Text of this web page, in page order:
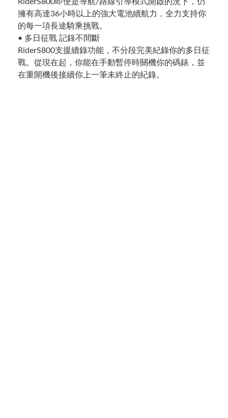
擁有高達36小時以上的強大電池續航力，全力支持你
的每一項長途騎乘挑戰。
• 多日征戰 記錄不間斷
RiderS800支援續錄功能，不分段完美紀錄你的多日征
戰。從現在起，你能在手動暫停時關機你的碼錶，並
在重開機後接續你上一筆未終止的紀錄。